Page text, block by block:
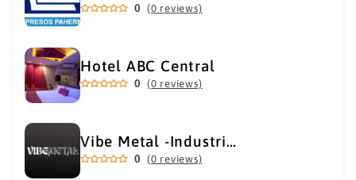
0 (0 reviews)
Hotel ABC Central
0 (0 reviews)
Vibe Metal -Industrial Metal Supply
0 (0 reviews)